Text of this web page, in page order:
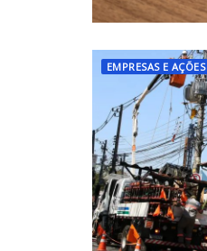
EMPRESAS E AÇÕES